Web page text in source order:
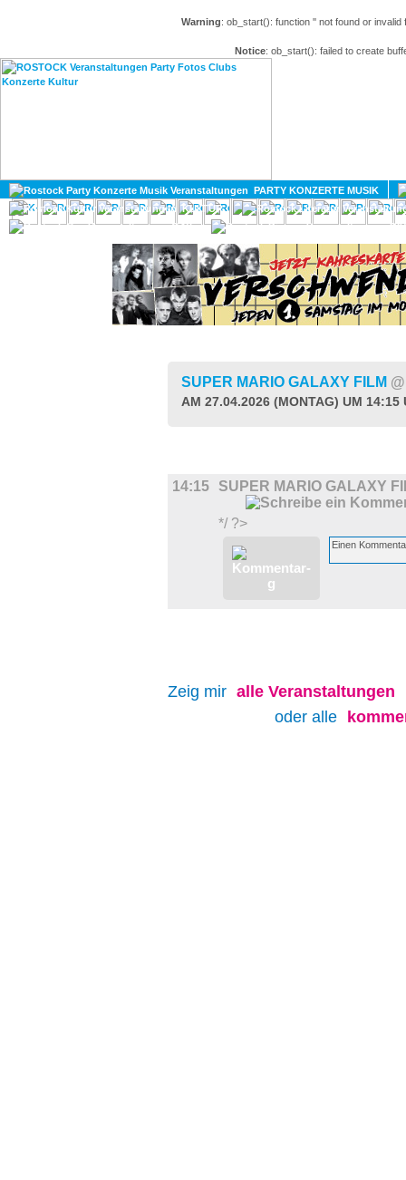
Warning: ob_start(): function '' not found or
Notice: ob_start(): failed to create
PARTY KONZERTE MUSIK
KULTUR
GAY
SUPER MARIO GALAXY FILM
AM 27.04.2026 (MONTAG) UM 14:15
14:15 SUPER MARIO GALAXY
*/ ?>
Zeig mir alle Veranstaltungen
oder alle